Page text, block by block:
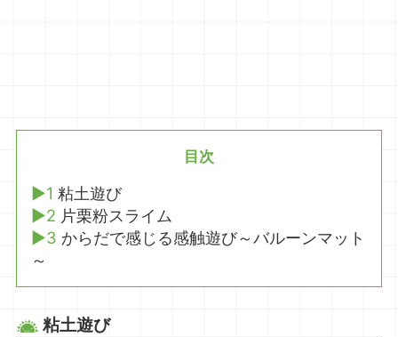
目次
1 粘土遊び
2 片栗粉スライム
3 からだで感じる感触遊び～バルーンマット
～
粘土遊び